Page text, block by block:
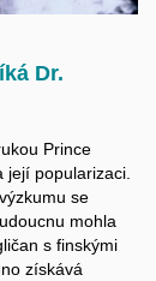
Dr.
Prince
popularizaci.
se
mohla
s finskými
získává